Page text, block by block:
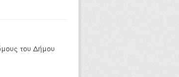
του Δήμου